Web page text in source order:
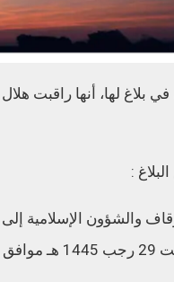
:
شرعيا.